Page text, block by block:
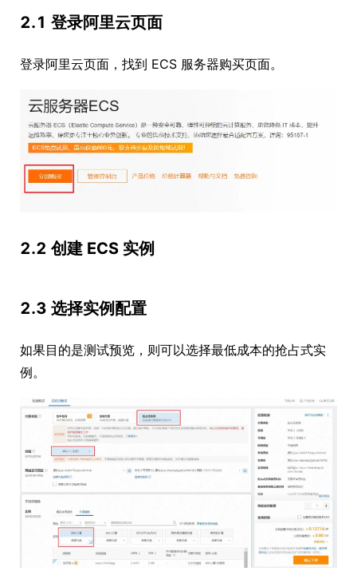
2.1 登录阿里云页面
登录阿里云页面，找到 ECS 服务器购买页面。
2.2 创建 ECS 实例
2.3 选择实例配置
如果目的是测试预览，则可以选择最低成本的抢占式实
例。